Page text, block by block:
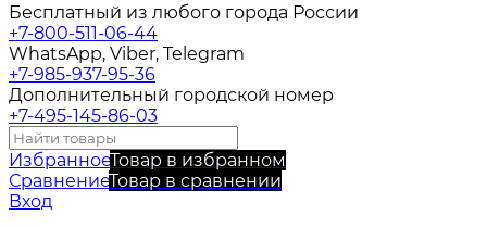
Бесплатный из любого города России
+7-800-511-06-44
WhatsApp, Viber, Telegram
+7-985-937-95-36
Дополнительный городской номер
+7-495-145-86-03
ИзбранноеТовар в избранном
СравнениеТовар в сравнении
Вход